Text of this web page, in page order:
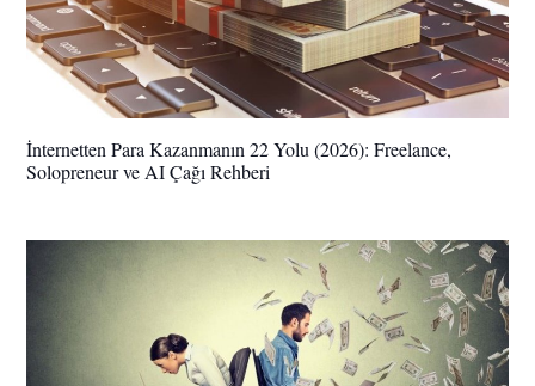
İnternetten Para Kazanmanın 22 Yolu (2026): Freelance,
Solopreneur ve AI Çağı Rehberi